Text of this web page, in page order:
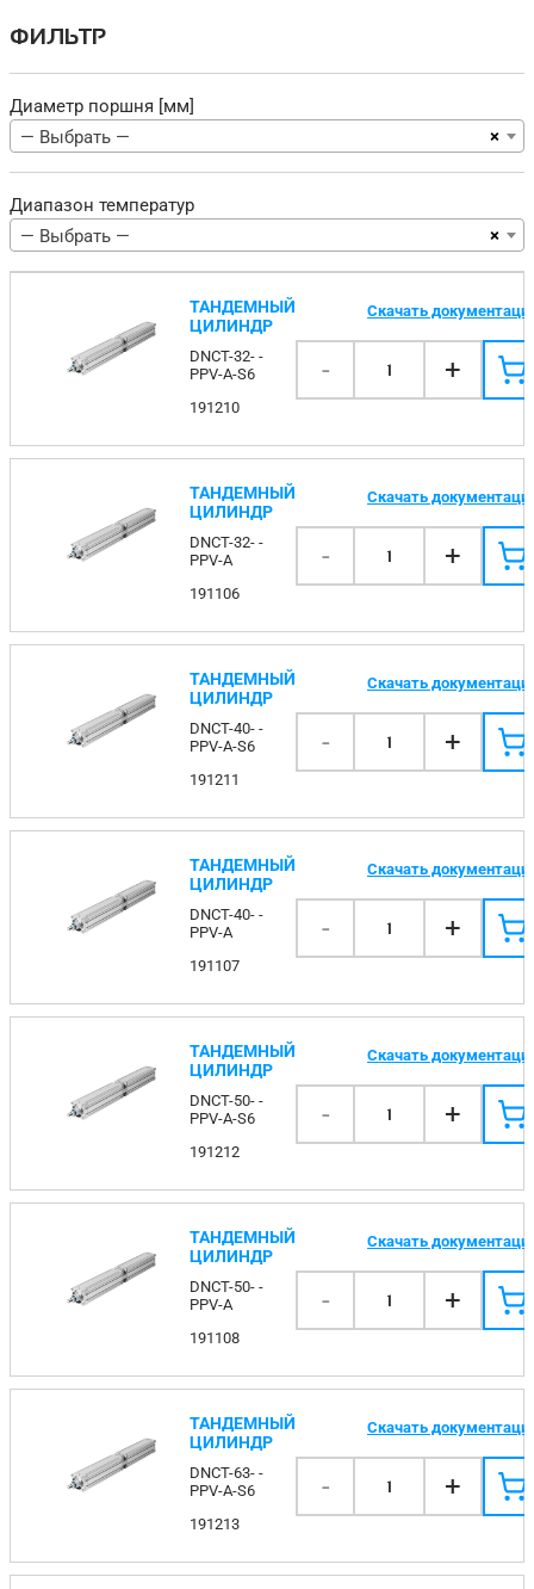
ФИЛЬТР
Диаметр поршня [мм]
×
— Выбрать —
Диапазон температур
×
— Выбрать —
ТАНДЕМНЫЙ
ЦИЛИНДР
DNCT-32- -
PPV-A-S6
191210
Скачать
- 1 +
ТАНДЕМНЫЙ
ЦИЛИНДР
DNCT-32- -
PPV-A
191106
Скачать
- 1 +
ТАНДЕМНЫЙ
ЦИЛИНДР
DNCT-40- -
PPV-A-S6
191211
Скачать
- 1 +
ТАНДЕМНЫЙ
ЦИЛИНДР
DNCT-40- -
PPV-A
191107
Скачать
- 1 +
ТАНДЕМНЫЙ
ЦИЛИНДР
DNCT-50- -
PPV-A-S6
191212
Скачать
- 1 +
ТАНДЕМНЫЙ
ЦИЛИНДР
DNCT-50- -
PPV-A
191108
Скачать
- 1 +
ТАНДЕМНЫЙ
ЦИЛИНДР
DNCT-63- -
PPV-A-S6
191213
Скачать
- 1 +